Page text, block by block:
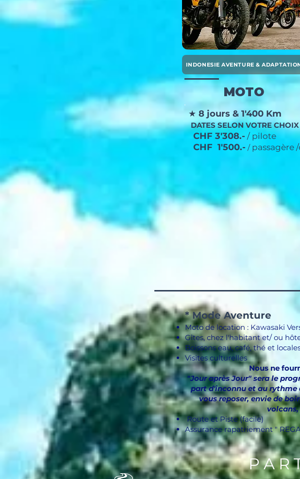
MOTO
INDONESIE AVENTURE &
★ 8 jours & 1'400 Km
DATES SELON VOTRE CHOIX
CHF 3'308.- / pilote
CHF 1'500.- /passagère
* Mode Aventure
Moto de location : Kawasaki
Gîtes, chez l'habitant et/ ou
Boissons eau, café, thé et
Visites culturelles
​Nous ne
"Jour après Jour" sera le
part d'inconnu et au rythme
vous reposer, envie de
Route et Piste (facile)
Assurance rapatriement "
P A R